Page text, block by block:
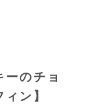
のチョ
ン】